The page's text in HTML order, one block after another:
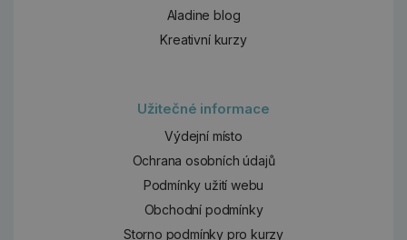
Aladine blog
Kreativní kurzy
Užitečné informace
Výdejní místo
Ochrana osobních údajů
Podmínky užití webu
Obchodní podmínky
Storno podmínky pro kurzy